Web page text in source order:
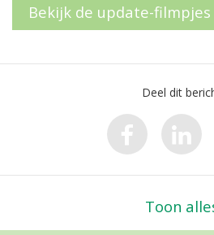
Bekijk de update-
Deel dit
Toon